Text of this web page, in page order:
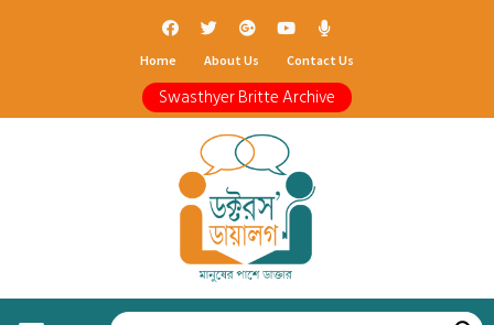
Home About Us Contact Us
Swasthyer Britte Archive